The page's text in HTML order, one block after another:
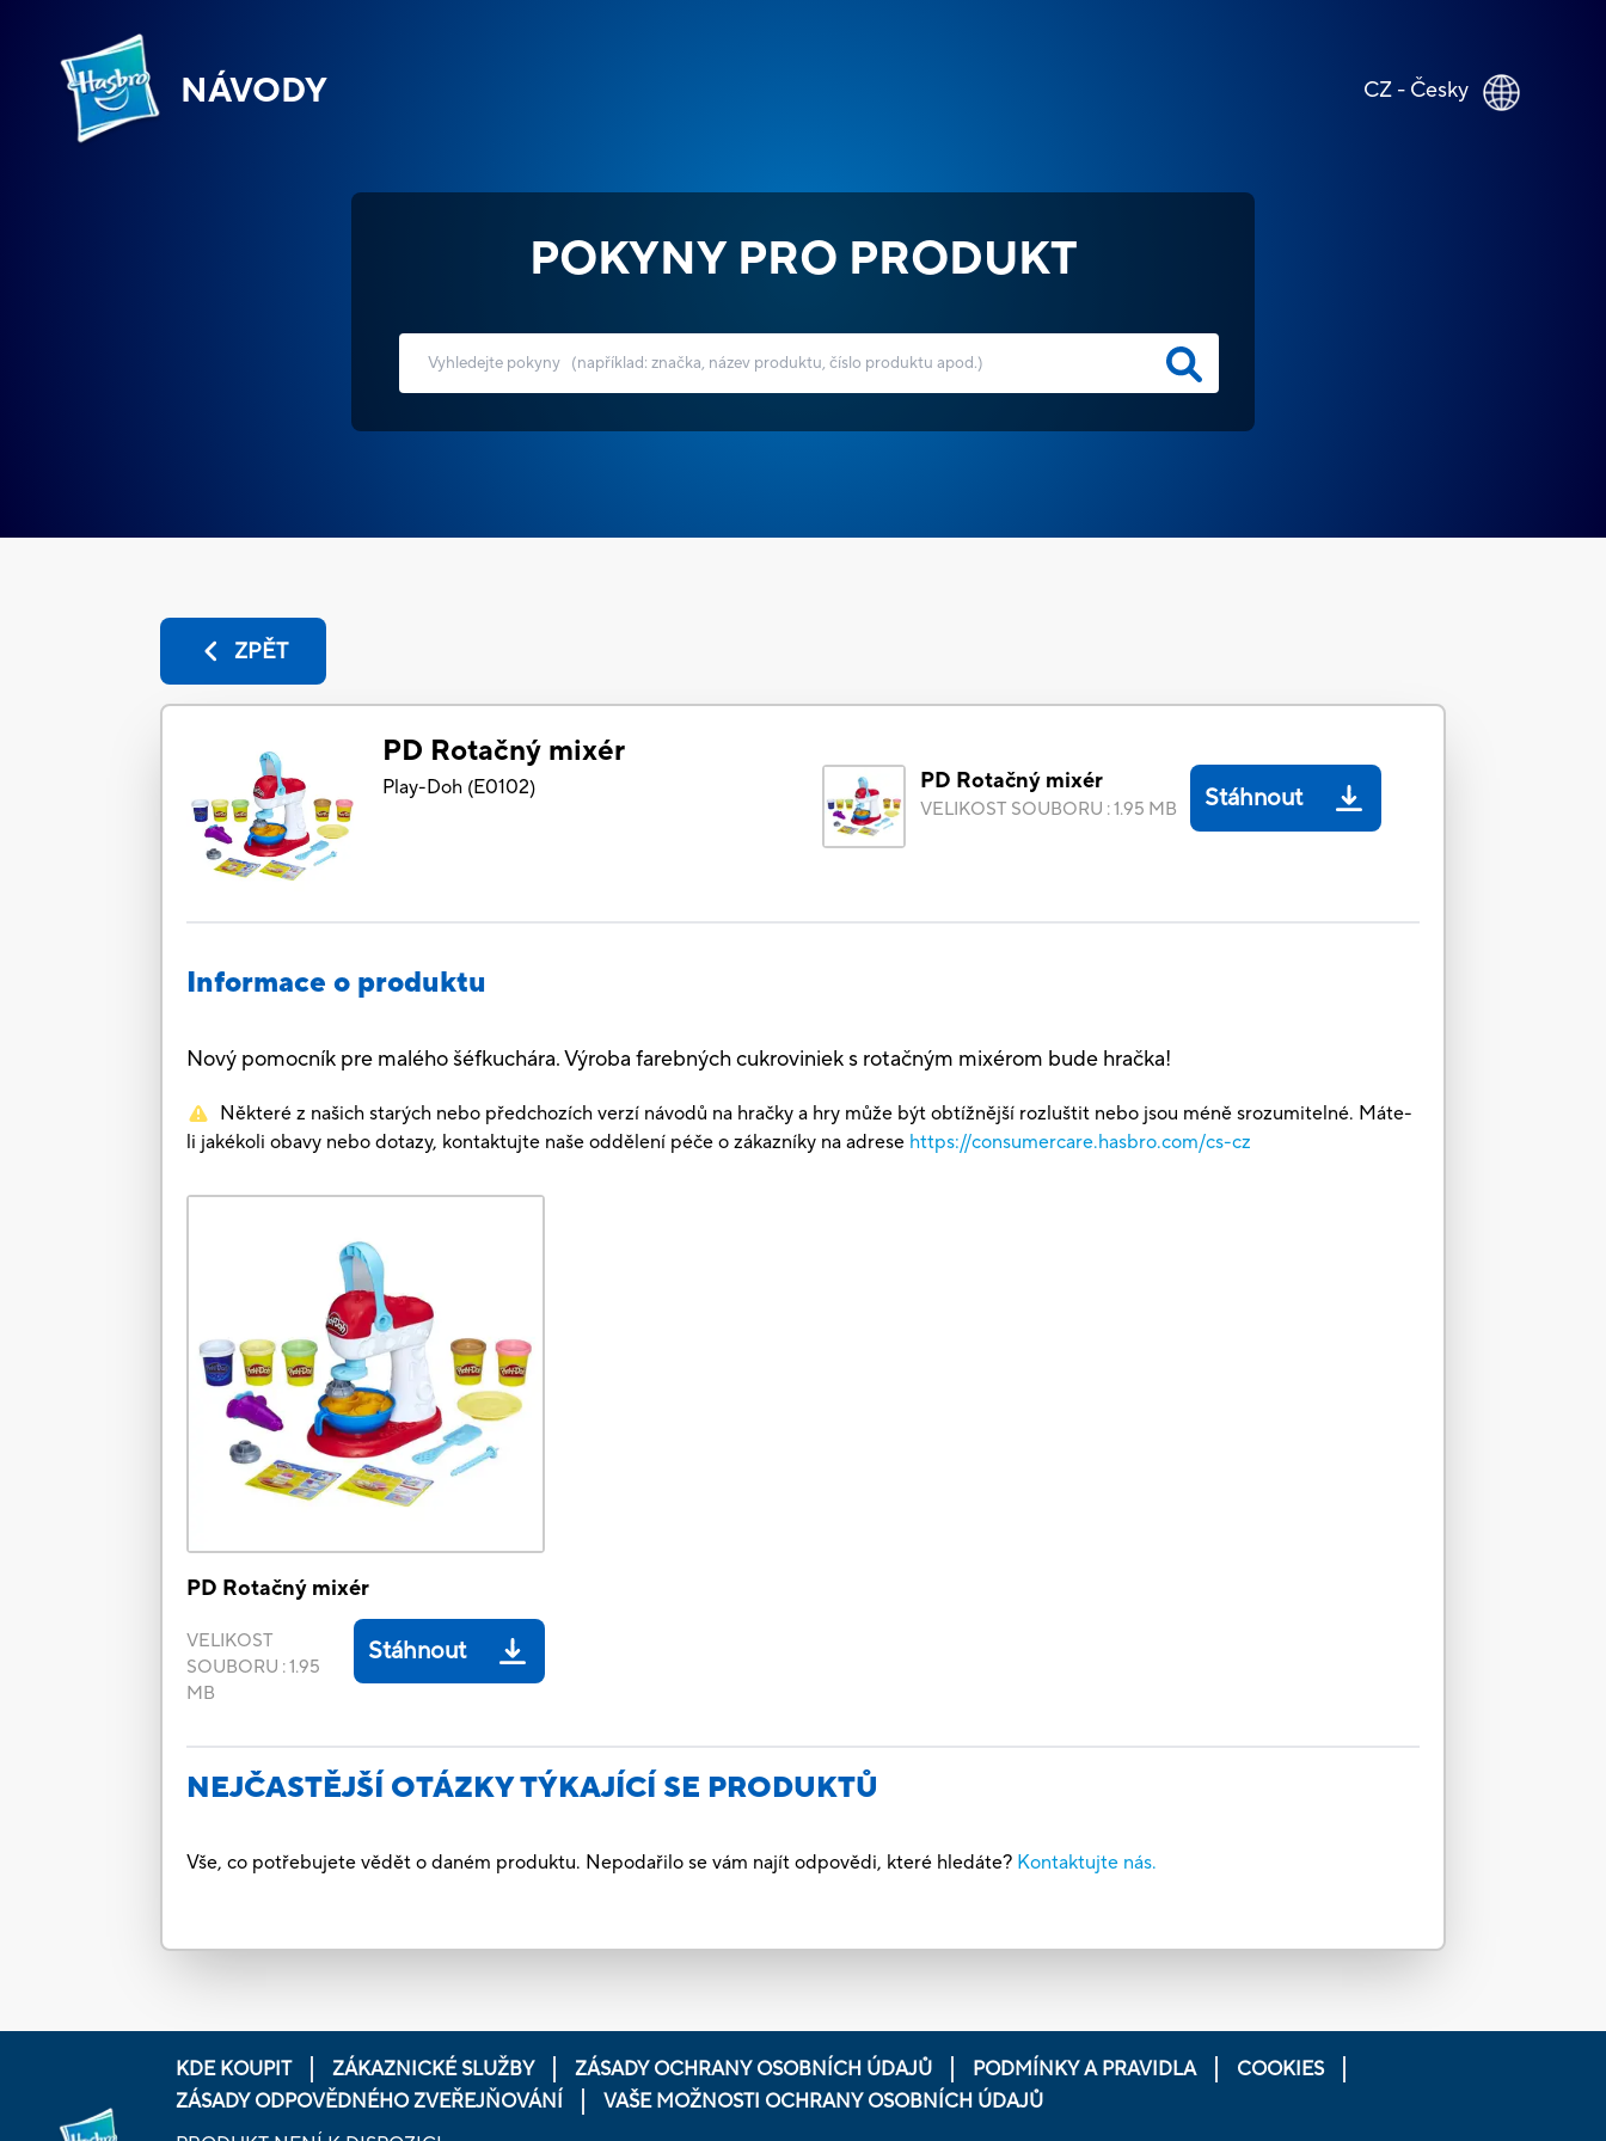
NÁVODY CZ - Česky
POKYNY PRO PRODUKT
ZPĚT
PD Rotačný mixér
Play-Doh (E0102) PD Rotačný mixér
VELIKOST SOUBORU :1.95 MB Stáhnout
Informace o produktu
Nový pomocník pre malého šéfkuchára. Výroba farebných cukroviniek s rotačným mixérom bude hračka!
Některé z našich starých nebo předchozích verzí návodů na hračky a hry může být obtížnější rozluštit nebo jsou méně srozumitelné. Máte-
li jakékoli obavy nebo dotazy, kontaktujte naše oddělení péče o zákazníky na adrese https://consumercare.hasbro.com/cs-cz
PD Rotačný mixér
VELIKOST
SOUBORU :1.95
MB
Stáhnout
NEJČASTĚJŠÍ OTÁZKY TÝKAJÍCÍ SE PRODUKTŮ
Vše, co potřebujete vědět o daném produktu. Nepodařilo se vám najít odpovědi, které hledáte? Kontaktujte nás.
KDE KOUPIT ZÁKAZNICKÉ SLUŽBY ZÁSADY OCHRANY OSOBNÍCH ÚDAJŮ PODMÍNKY A PRAVIDLA
COOKIES
ZÁSADY ODPOVĚDNÉHO ZVEŘEJŇOVÁNÍ
VAŠE MOŽNOSTI OCHRANY OSOBNÍCH ÚDAJŮ